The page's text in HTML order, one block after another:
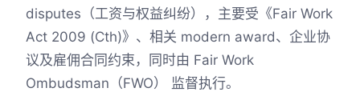
disputes（工资与权益纠纷），主要受《Fair Work
Act 2009 (Cth)》、相关 modern award、企业协
议及雇佣合同约束，同时由 Fair Work
Ombudsman（FWO） 监督执行。